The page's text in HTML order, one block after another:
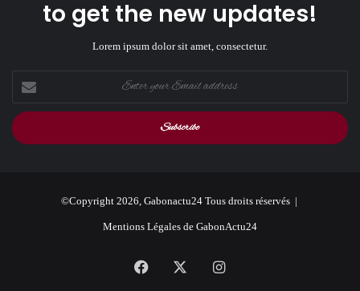
to get the new updates!
Lorem ipsum dolor sit amet, consectetur.
your
Email
address
©Copyright 2026, Gabonactu24 Tous droits réservés |
Mentions Légales de GabonActu24
Facebook Instagram